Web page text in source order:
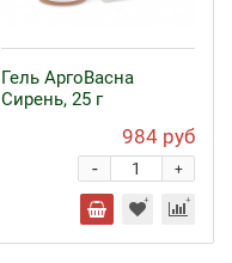
Гель АргоВасна
Сирень, 25 г
984 руб
+
-